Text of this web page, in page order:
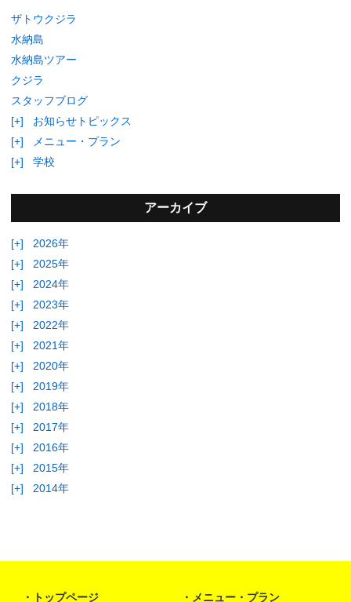
ザトウクジラ
水納島
水納島ツアー
クジラ
スタッフブログ
[+]
お知らせトピックス
[+]
メニュー・プラン
[+]
学校
アーカイブ
[+]
2026年
[+]
2025年
[+]
2024年
[+]
2023年
[+]
2022年
[+]
2021年
[+]
2020年
[+]
2019年
[+]
2018年
[+]
2017年
[+]
2016年
[+]
2015年
[+]
2014年
トップページ メニュー・プラン